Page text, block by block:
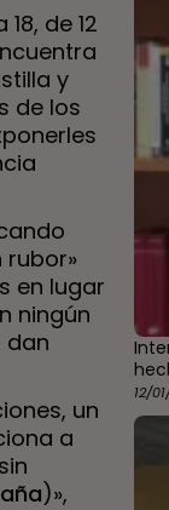
12/
de 12
y
de los
rubor»
en lugar
ningún
dan
un
a
)»,